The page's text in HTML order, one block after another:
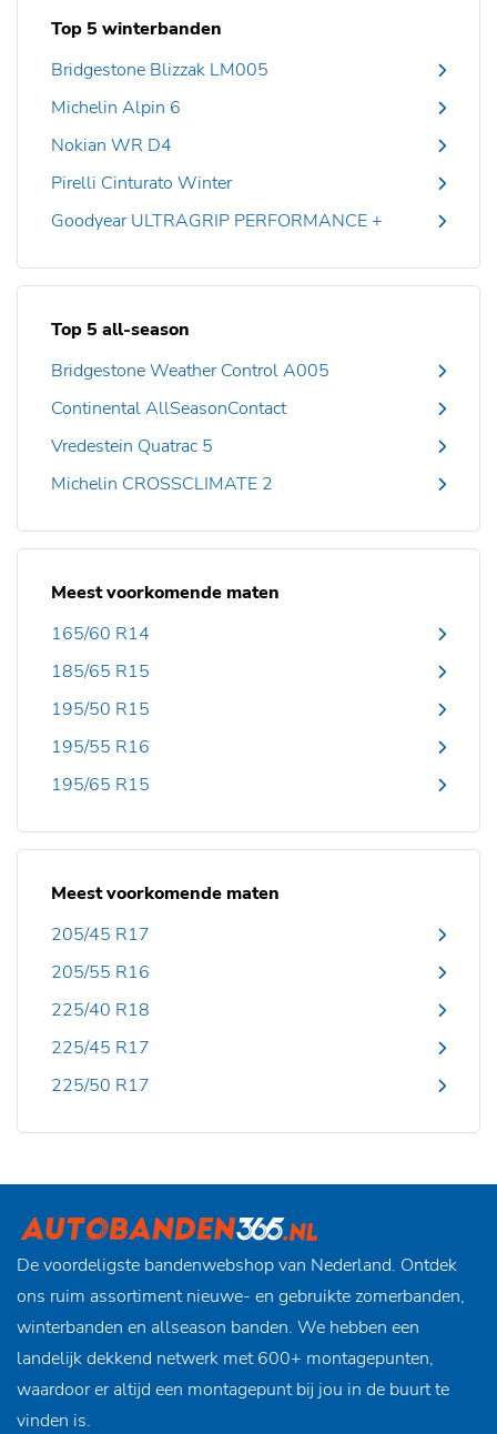
Top 5 winterbanden
Bridgestone Blizzak LM005
Michelin Alpin 6
Nokian WR D4
Pirelli Cinturato Winter
Goodyear ULTRAGRIP PERFORMANCE +
Top 5 all-season
Bridgestone Weather Control A005
Continental AllSeasonContact
Vredestein Quatrac 5
Michelin CROSSCLIMATE 2
Meest voorkomende maten
165/60 R14
185/65 R15
195/50 R15
195/55 R16
195/65 R15
Meest voorkomende maten
205/45 R17
205/55 R16
225/40 R18
225/45 R17
225/50 R17
De voordeligste bandenwebshop van Nederland. Ontdek
ons ruim assortiment nieuwe- en gebruikte zomerbanden,
winterbanden en allseason banden. We hebben een
landelijk dekkend netwerk met 600+ montagepunten,
waardoor er altijd een montagepunt bij jou in de buurt te
vinden is.